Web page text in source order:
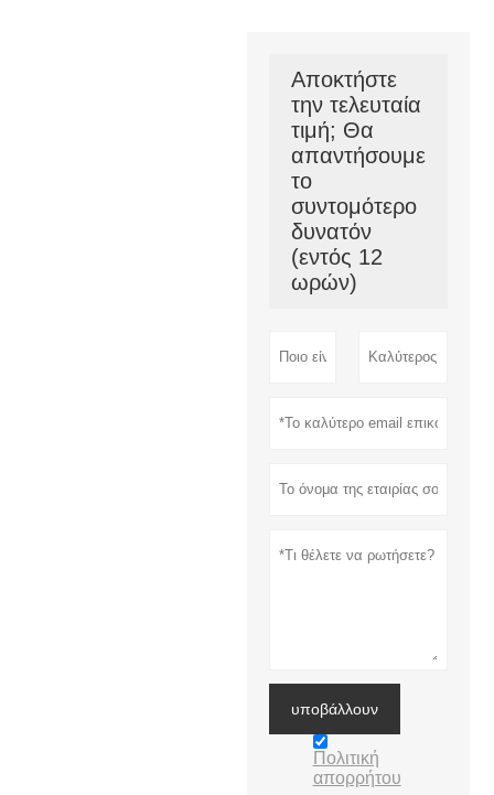
Αποκτήστε
την τελευταία
τιμή; Θα
απαντήσουμε
το
συντομότερο
δυνατόν
(εντός 12
ωρών)
υποβάλλουν
Πολιτική
απορρήτου